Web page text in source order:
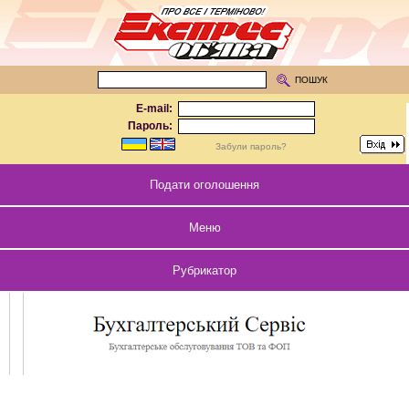
E-mail:
Пароль:
Забули пароль?
ПОШУК
Подати оголошення
Меню
Рубрикатор